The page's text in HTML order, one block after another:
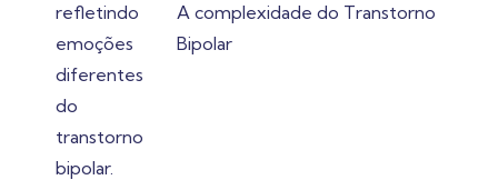
A complexidade do Transtorno
Bipolar